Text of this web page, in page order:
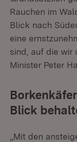
Rauchen im
Blick nach
eine
sind, auf die wir
Minister Peter
Blick
„Mit den